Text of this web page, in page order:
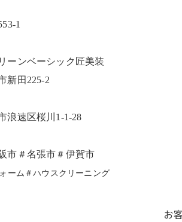
1
ーンベーシック匠美装
新田225-2
浪速区桜川1-1-28
市＃名張市＃伊賀市
ーム＃ハウスクリーニング
お